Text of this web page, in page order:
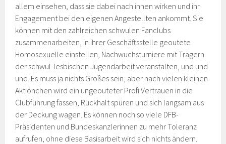
allem einsehen, dass sie dabei nach innen wirken und ihr
Engagement bei den eigenen Angestellten ankommt. Sie
können mit den zahlreichen schwulen Fanclubs
zusammenarbeiten, in ihrer Geschäftsstelle geoutete
Homosexuelle einstellen, Nachwuchsturniere mit Trägern
der schwul-lesbischen Jugendarbeit veranstalten, und und
und. Es muss ja nichts Großes sein, aber nach vielen kleinen
Aktiönchen wird ein ungeouteter Profi Vertrauen in die
Clubführung fassen, Rückhalt spüren und sich langsam aus
der Deckung wagen. Es können noch so viele DFB-
Präsidenten und Bundeskanzlerinnen zu mehr Toleranz
aufrufen, ohne diese Basisarbeit wird sich nichts ändern.